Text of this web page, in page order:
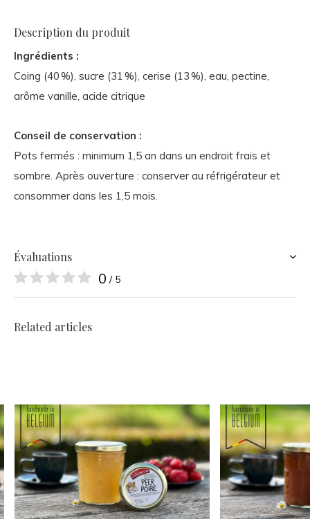
Description du produit
Ingrédients :
Coing (40 %), sucre (31 %), cerise (13 %), eau, pectine,
arôme vanille, acide citrique
Conseil de conservation :
Pots fermés : minimum 1,5 an dans un endroit frais et
sombre. Après ouverture : conserver au réfrigérateur et
consommer dans les 1,5 mois.
Évaluations
0 / 5
Related articles